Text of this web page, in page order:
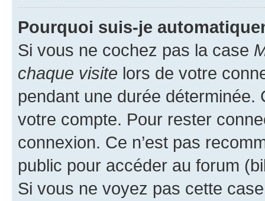
Pourquoi suis-je
Si vous ne cochez pas la case
chaque visite lors de votre
pendant une durée déterminée.
votre compte. Pour rester
connexion. Ce n’est pas
public pour accéder au forum
Si vous ne voyez pas cette